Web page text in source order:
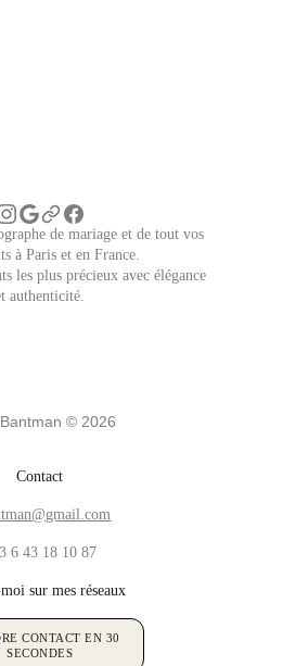
© 2026
de mariage et de tout vos
à Paris et en France.
authenticité.
Contact
6 43 18 10 87
sur mes réseaux
CONTACT EN 30
SECONDES